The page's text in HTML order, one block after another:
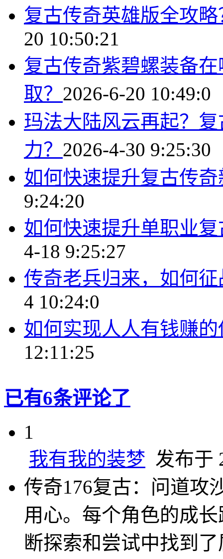
复古传奇英雄版全攻
20 10:50:21
复古传奇紫碧螺装备
取？ 2026-6-20 10:49:0
玛法大陆风云再起？
力？ 2026-4-30 9:25:30
如何快速提升复古传
9:24:20
如何快速提升单职业
4-18 9:25:27
传奇老兵归来，如何
4 10:24:0
如何实现人人有钱赚
12:11:25
已有6条评论了
1
我有我的装梦 发布于
传奇176复古：问道攻
用心。每个角色的成
断探索和尝试中找到